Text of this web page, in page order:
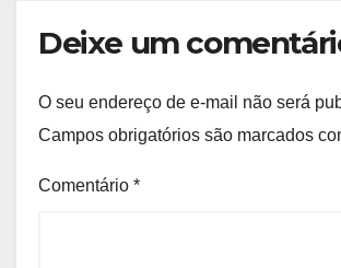
Deixe um
O seu endereço de e-mail não será
Campos obrigatórios são marcados
Comentário *